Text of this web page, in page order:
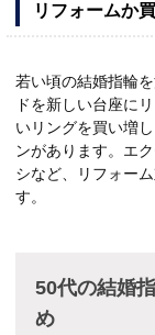
リフォームか
若い頃の結婚指輪
ドを新しい台座に
いリングを買い増
ンがあります。エ
シなど、リフォー
す。
50代の結婚
め